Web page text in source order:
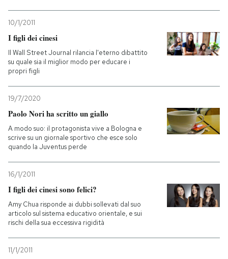
10/1/2011
I figli dei cinesi
Il Wall Street Journal rilancia l'eterno dibattito
su quale sia il miglior modo per educare i
propri figli
19/7/2020
Paolo Nori ha scritto un giallo
A modo suo: il protagonista vive a Bologna e
scrive su un giornale sportivo che esce solo
quando la Juventus perde
16/1/2011
I figli dei cinesi sono felici?
Amy Chua risponde ai dubbi sollevati dal suo
articolo sul sistema educativo orientale, e sui
rischi della sua eccessiva rigidità
11/1/2011